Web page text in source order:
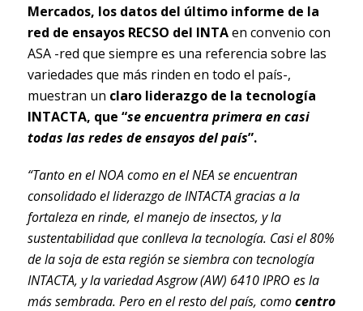
Mercados, los datos del último informe de la
red de ensayos RECSO del INTAen convenio con
ASA -red que siempre es una referencia sobre las
variedades que más rinden en todo el país-,
muestran un claro liderazgo de la tecnología
INTACTA, que “se encuentra primera en casi
todas las redes de ensayos del país”.
“Tanto en el NOA como en el NEA se encuentran
consolidado el liderazgo de INTACTA gracias a la
fortaleza en rinde, el manejo de insectos, y la
sustentabilidad que conlleva la tecnología. Casi el 80%
de la soja de esta región se siembra con tecnología
INTACTA, y la variedad Asgrow (AW) 6410 IPRO es la
más sembrada. Pero en el resto del país, comocentro